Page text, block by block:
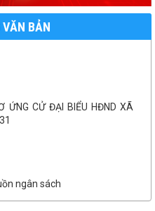
VĂN BẢN
giá tác động môi trường